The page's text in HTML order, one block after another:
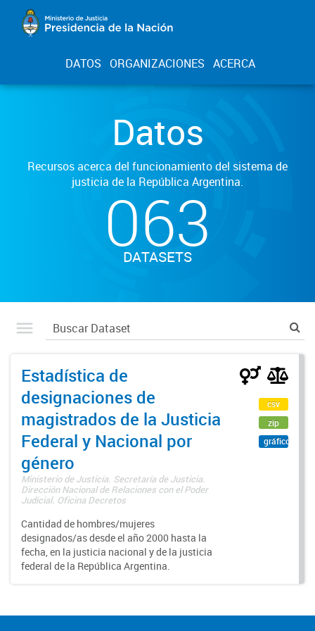
DATOS ORGANIZACIONES ACERCA
Datos
Recursos acerca del funcionamiento del sistema de
justicia de la República Argentina.
063
DATASETS
Estadística de
designaciones de
magistrados de la Justicia
Federal y Nacional por
género
Ministerio de Justicia. Secretaría de Justicia.
Dirección Nacional de Relaciones con el Poder
Judicial. Oficina Decretos
Cantidad de hombres/mujeres
designados/as desde el año 2000 hasta la
fecha, en la justicia nacional y de la justicia
federal de la República Argentina.
csv
zip
gráfico